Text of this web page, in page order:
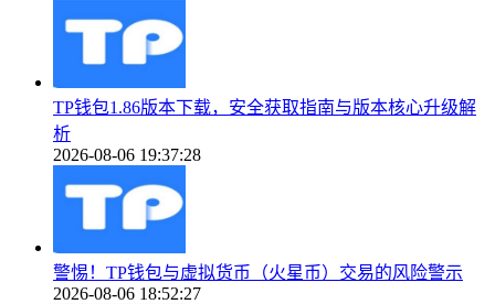
TP钱包1.86版本下载，安全获取指南与版本核心升级解
析
2026-08-06 19:37:28
警惕！TP钱包与虚拟货币（火星币）交易的风险警示
2026-08-06 18:52:27